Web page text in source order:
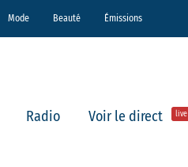
Mode Beauté Émissions
Radio Voir le direct live